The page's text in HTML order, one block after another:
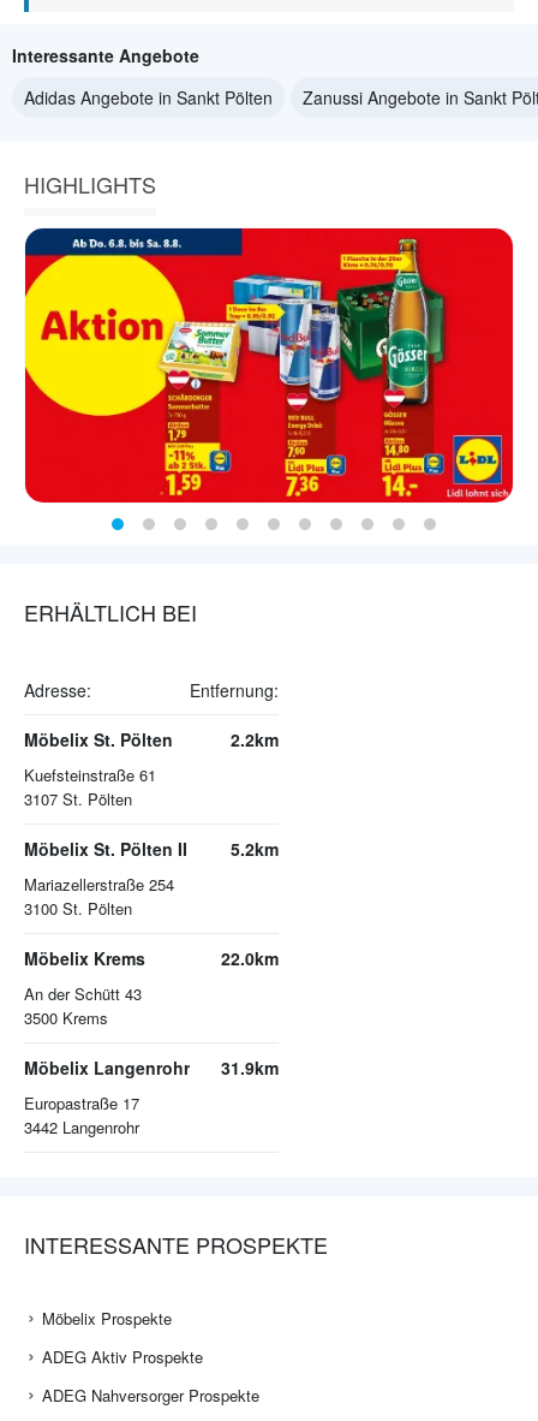
Interessante Angebote
Adidas Angebote in Sankt Pölten
Zanussi Angebote in Sankt
HIGHLIGHTS
ERHÄLTLICH BEI
Adresse: Entfernung:
Möbelix St. Pölten
Kuefsteinstraße 61
3107 St. Pölten
2.2km
Möbelix St. Pölten II
Mariazellerstraße 254
3100 St. Pölten
5.2km
Möbelix Krems
An der Schütt 43
3500 Krems
22.0km
Möbelix Langenrohr
Europastraße 17
3442 Langenrohr
31.9km
INTERESSANTE PROSPEKTE
Möbelix Prospekte
ADEG Aktiv Prospekte
ADEG Nahversorger Prospekte